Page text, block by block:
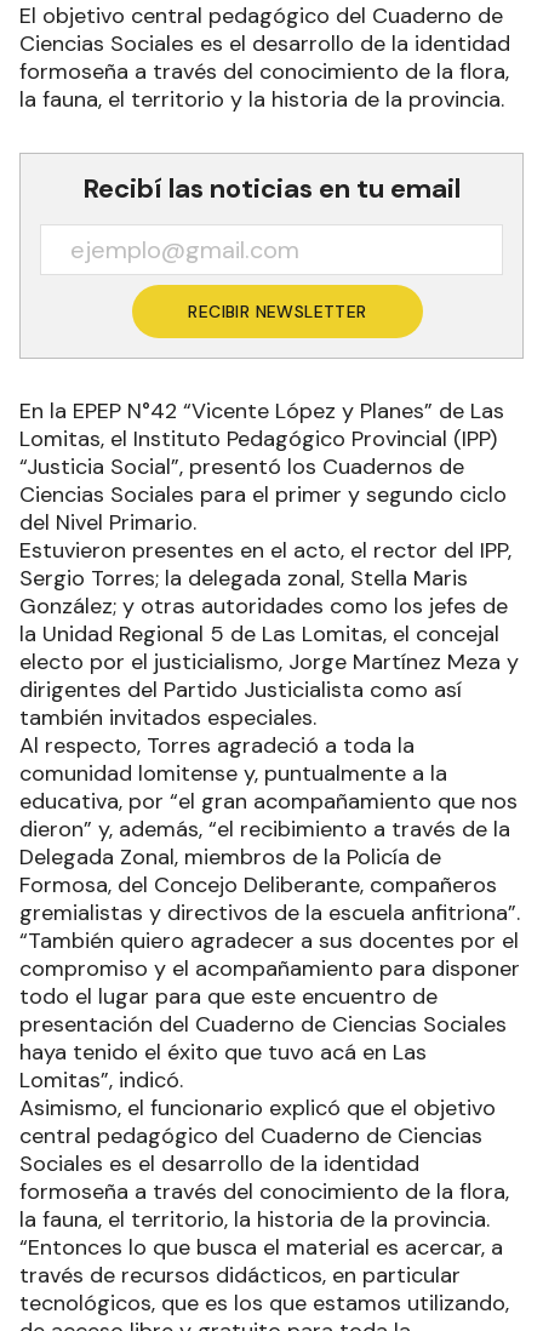
El objetivo central pedagógico del Cuaderno de
Ciencias Sociales es el desarrollo de la identidad
formoseña a través del conocimiento de la flora,
la fauna, el territorio y la historia de la provincia.
Recibí las noticias en tu email
RECIBIR NEWSLETTER
En la EPEP N°42 “Vicente López y Planes” de Las
Lomitas, el Instituto Pedagógico Provincial (IPP)
“Justicia Social”, presentó los Cuadernos de
Ciencias Sociales para el primer y segundo ciclo
del Nivel Primario.
Estuvieron presentes en el acto, el rector del IPP,
Sergio Torres; la delegada zonal, Stella Maris
González; y otras autoridades como los jefes de
la Unidad Regional 5 de Las Lomitas, el concejal
electo por el justicialismo, Jorge Martínez Meza y
dirigentes del Partido Justicialista como así
también invitados especiales.
Al respecto, Torres agradeció a toda la
comunidad lomitense y, puntualmente a la
educativa, por “el gran acompañamiento que nos
dieron” y, además, “el recibimiento a través de la
Delegada Zonal, miembros de la Policía de
Formosa, del Concejo Deliberante, compañeros
gremialistas y directivos de la escuela anfitriona”.
“También quiero agradecer a sus docentes por el
compromiso y el acompañamiento para disponer
todo el lugar para que este encuentro de
presentación del Cuaderno de Ciencias Sociales
haya tenido el éxito que tuvo acá en Las
Lomitas”, indicó.
Asimismo, el funcionario explicó que el objetivo
central pedagógico del Cuaderno de Ciencias
Sociales es el desarrollo de la identidad
formoseña a través del conocimiento de la flora,
la fauna, el territorio, la historia de la provincia.
“Entonces lo que busca el material es acercar, a
través de recursos didácticos, en particular
tecnológicos, que es los que estamos utilizando,